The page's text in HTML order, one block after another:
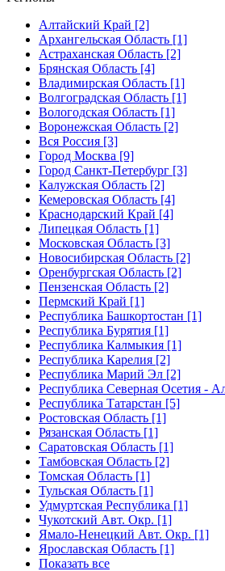
Алтайский Край [2]
Архангельская Область [1]
Астраханская Область [2]
Брянская Область [4]
Владимирская Область [1]
Волгоградская Область [1]
Вологодская Область [1]
Воронежская Область [2]
Вся Россия [3]
Город Москва [9]
Город Санкт-Петербург [3]
Калужская Область [2]
Кемеровская Область [4]
Краснодарский Край [4]
Липецкая Область [1]
Московская Область [3]
Новосибирская Область [2]
Оренбургская Область [2]
Пензенская Область [2]
Пермский Край [1]
Республика Башкортостан [1]
Республика Бурятия [1]
Республика Калмыкия [1]
Республика Карелия [2]
Республика Марий Эл [2]
Республика Северная Осетия -
Республика Татарстан [5]
Ростовская Область [1]
Рязанская Область [1]
Саратовская Область [1]
Тамбовская Область [2]
Томская Область [1]
Тульская Область [1]
Удмуртская Республика [1]
Чукотский Авт. Окр. [1]
Ямало-Ненецкий Авт. Окр. [1]
Ярославская Область [1]
Показать все